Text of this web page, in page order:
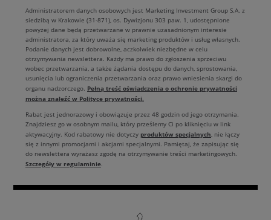
Administratorem danych osobowych jest Marketing Investment Group S.A. z
siedzibą w Krakowie (31-871), os. Dywizjonu 303 paw. 1, udostępnione
powyżej dane będą przetwarzane w prawnie uzasadnionym interesie
administratora, za który uważa się marketing produktów i usług własnych.
Podanie danych jest dobrowolne, aczkolwiek niezbędne w celu
otrzymywania newslettera. Każdy ma prawo do zgłoszenia sprzeciwu
wobec przetwarzania, a także żądania dostępu do danych, sprostowania,
usunięcia lub ograniczenia przetwarzania oraz prawo wniesienia skargi do
organu nadzorczego. Pełną treść oświadczenia o ochronie prywatności
można znaleźć w Polityce prywatności.
Rabat jest jednorazowy i obowiązuje przez 48 godzin od jego otrzymania.
Znajdziesz go w osobnym mailu, który prześlemy Ci po kliknięciu w link
aktywacyjny. Kod rabatowy nie dotyczy produktów specjalnych, nie łączy
się z innymi promocjami i akcjami specjalnymi. Pamiętaj, że zapisując się
do newslettera wyrażasz zgodę na otrzymywanie treści marketingowych.
Szczegóły w regulaminie.